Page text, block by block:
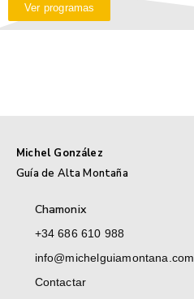
Ver programas
Michel González
Guía de Alta Montaña
Chamonix
+34 686 610 988
info@michelguiamontana.com
Contactar